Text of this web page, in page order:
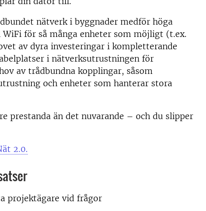
nätverk i byggnader medför höga
för så många enheter som möjligt (t.ex.
av dyra investeringar i kompletterande
i nätverksutrustningen för
av trådbundna kopplingar, såsom
och enheter som hanterar stora
prestanda än det nuvarande – och du slipper
2.0.
projektägare vid frågor